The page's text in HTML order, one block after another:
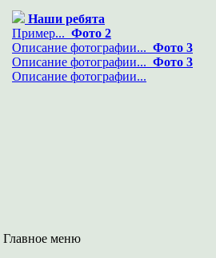
Наши ребята
Пример... Фото 2
Описание фотографии... Фото 3
Описание фотографии... Фото 3
Описание фотографии...
Главное меню